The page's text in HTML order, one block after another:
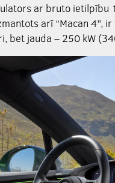
ar bruto ietilpību
arī “Macan 4”,
bet jauda – 250 kW